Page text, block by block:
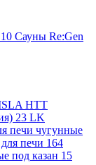
10 Сауны Re:Gen
HTT
23 LK
печи чугунные
печи 164
под казан 15